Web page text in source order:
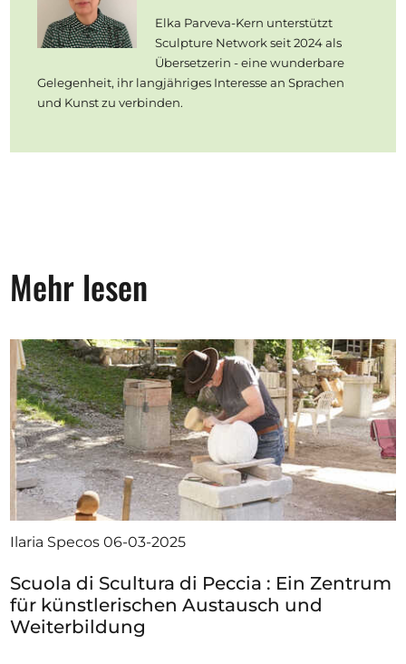
Elka Parveva-Kern unterstützt
Sculpture Network seit 2024 als
Übersetzerin - eine wunderbare
Gelegenheit, ihr langjähriges Interesse an Sprachen
und Kunst zu verbinden.
Mehr lesen
Ilaria Specos06-03-2025
Scuola di Scultura di Peccia : Ein Zentrum
für künstlerischen Austausch und
Weiterbildung